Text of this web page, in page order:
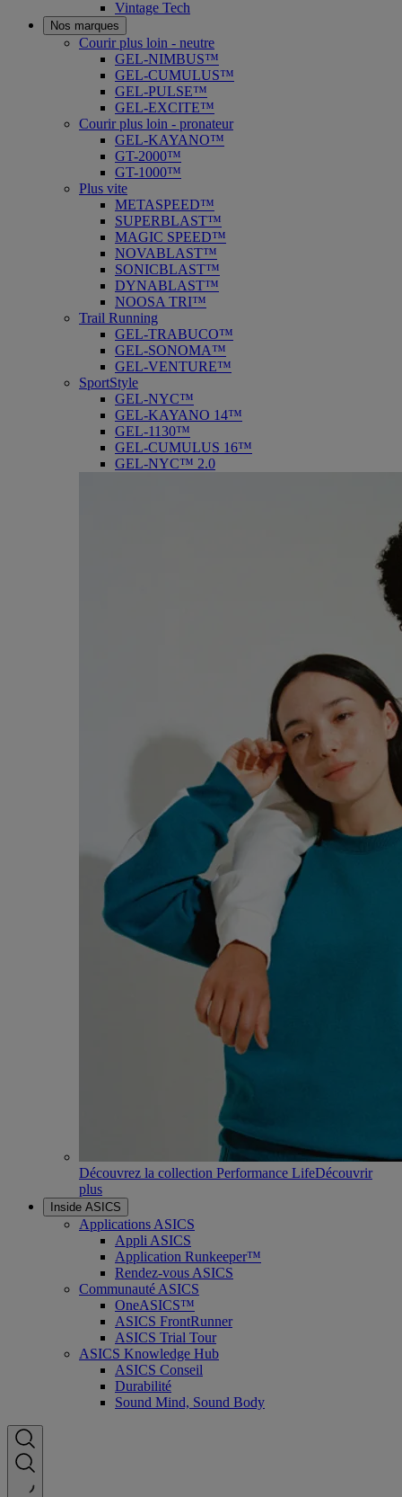
Vintage Tech
Nos marques
Courir plus loin - neutre
GEL-NIMBUS™
GEL-CUMULUS™
GEL-PULSE™
GEL-EXCITE™
Courir plus loin - pronateur
GEL-KAYANO™
GT-2000™
GT-1000™
Plus vite
METASPEED™
SUPERBLAST™
MAGIC SPEED™
NOVABLAST™
SONICBLAST™
DYNABLAST™
NOOSA TRI™
Trail Running
GEL-TRABUCO™
GEL-SONOMA™
GEL-VENTURE™
SportStyle
GEL-NYC™
GEL-KAYANO 14™
GEL-1130™
GEL-CUMULUS 16™
GEL-NYC™ 2.0
Découvrez la collection Performance LifeDécouvrir
plus
Inside ASICS
Applications ASICS
Appli ASICS
Application Runkeeper™
Rendez-vous ASICS
Communauté ASICS
OneASICS™
ASICS FrontRunner
ASICS Trial Tour
ASICS Knowledge Hub
ASICS Conseil
Durabilité
Sound Mind, Sound Body